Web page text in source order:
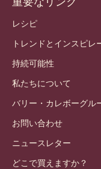
Callebaut
レシピ
トレンドとインスピレ
持続可能性
私たちについて
バリー・カレボーグル
お問い合わせ
ニュースレター
どこで買えますか？